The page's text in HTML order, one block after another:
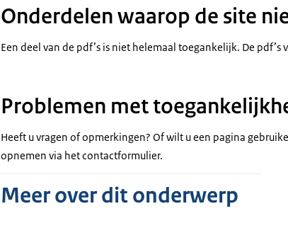
Onderdelen waarop de site
Een deel van de pdf’s is niet helemaal toegankelijk. De
Problemen met
Heeft u vragen of opmerkingen? Of wilt u een pagina
opnemen via het contactformulier.
Meer over dit onderwerp